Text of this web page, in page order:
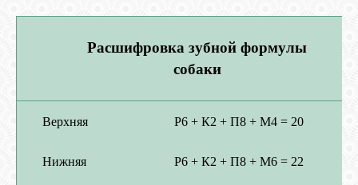
Расшифровка зубной формулы
собаки
Верхняя Р6 + К2 + П8 + М4 = 20
Нижняя Р6 + К2 + П8 + М6 = 22